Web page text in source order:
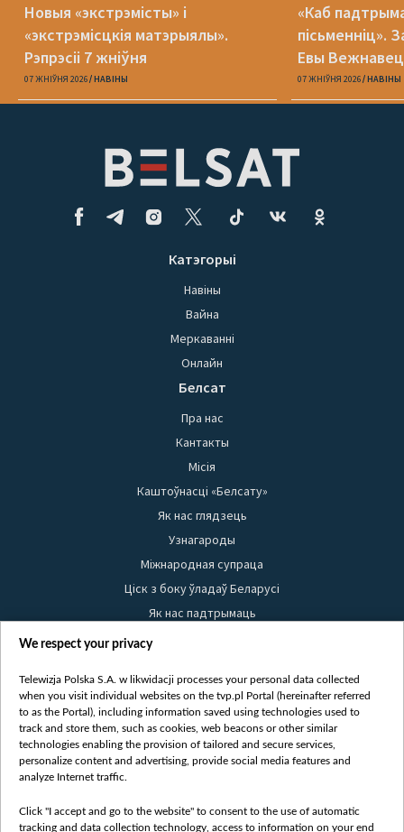
Новыя «экстрэмісты» і
«экстрэмісцкія матэрыялы».
Рэпрэсіі 7 жніўня
07 ЖНІЎНЯ 2026 НАВІНЫ
«Каб
пісьменніц».
Евы Вежнавец
07 ЖНІЎНЯ 2026 НАВІНЫ
Катэгорыі
Навіны
Вайна
Меркаванні
Онлайн
Белсат
Пра нас
Кантакты
Місія
Каштоўнасці «Белсату»
Як нас глядзець
Узнагароды
Міжнародная супраца
Ціск з боку ўладаў Беларусі
Як нас падтрымаць
Правілы выкарыстання матэрыялаў
Бяспека
Youtube
Белсат news
Белсат Shorts
Жэстачайшы мульт
We respect your privacy
Telewizja Polska S.A. w likwidacji processes your personal data collected
when you visit individual websites on the tvp.pl Portal (hereinafter referred
to as the Portal), including information saved using technologies used to
track and store them, such as cookies, web beacons or other similar
technologies enabling the provision of tailored and secure services,
personalize content and advertising, provide social media features and
analyze Internet traffic.
Click "I accept and go to the website" to consent to the use of automatic
tracking and data collection technology, access to information on your end